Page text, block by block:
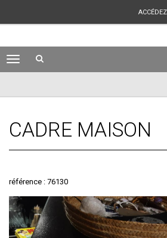
CADRE MAISON
référence : 76130